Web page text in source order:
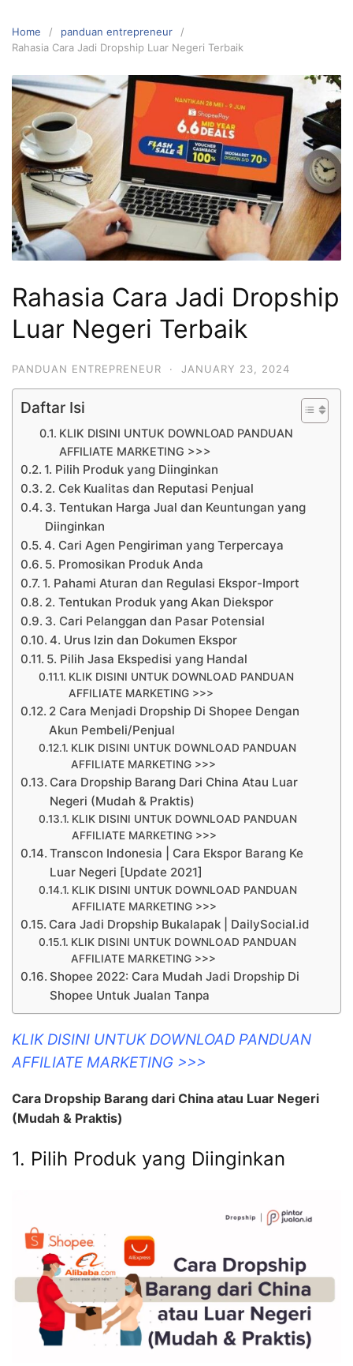
Home
panduan entrepreneur
Rahasia Cara Jadi Dropship Luar Negeri Terbaik
Rahasia Cara Jadi Dropship
Luar Negeri Terbaik
PANDUAN ENTREPRENEUR · JANUARY 23, 2024
Daftar Isi
KLIK DISINI UNTUK DOWNLOAD PANDUAN
AFFILIATE MARKETING >>>
1. Pilih Produk yang Diinginkan
2. Cek Kualitas dan Reputasi Penjual
3. Tentukan Harga Jual dan Keuntungan yang
Diinginkan
4. Cari Agen Pengiriman yang Terpercaya
5. Promosikan Produk Anda
1. Pahami Aturan dan Regulasi Ekspor-Import
2. Tentukan Produk yang Akan Diekspor
3. Cari Pelanggan dan Pasar Potensial
4. Urus Izin dan Dokumen Ekspor
5. Pilih Jasa Ekspedisi yang Handal
KLIK DISINI UNTUK DOWNLOAD PANDUAN
AFFILIATE MARKETING >>>
2 Cara Menjadi Dropship Di Shopee Dengan
Akun Pembeli/Penjual
KLIK DISINI UNTUK DOWNLOAD PANDUAN
AFFILIATE MARKETING >>>
Cara Dropship Barang Dari China Atau Luar
Negeri (Mudah & Praktis)
KLIK DISINI UNTUK DOWNLOAD PANDUAN
AFFILIATE MARKETING >>>
Transcon Indonesia | Cara Ekspor Barang Ke
Luar Negeri [Update 2021]
KLIK DISINI UNTUK DOWNLOAD PANDUAN
AFFILIATE MARKETING >>>
Cara Jadi Dropship Bukalapak | DailySocial.id
KLIK DISINI UNTUK DOWNLOAD PANDUAN
AFFILIATE MARKETING >>>
Shopee 2022: Cara Mudah Jadi Dropship Di
Shopee Untuk Jualan Tanpa
KLIK DISINI UNTUK DOWNLOAD PANDUAN
AFFILIATE MARKETING >>>
Cara Dropship Barang dari China atau Luar Negeri
(Mudah & Praktis)
1. Pilih Produk yang Diinginkan